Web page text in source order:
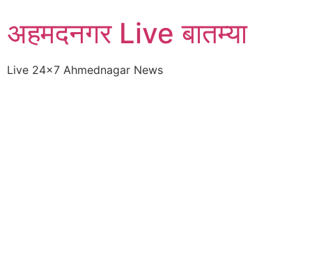
to
content
अहमदनगर Live बातम्या
Live 24×7 Ahmednagar News